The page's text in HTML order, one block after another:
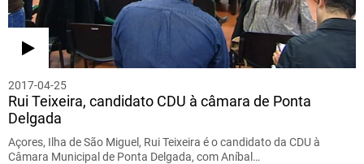
2017-04-25
Rui Teixeira, candidato CDU à câmara de Ponta
Delgada
Açores, Ilha de São Miguel, Rui Teixeira é o candidato da CDU à
Câmara Municipal de Ponta Delgada, com Aníbal…